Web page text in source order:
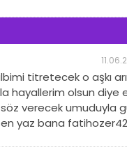
titretecek o aşkı
hayallerim olsun diye
verecek umuduyla
yaz bana